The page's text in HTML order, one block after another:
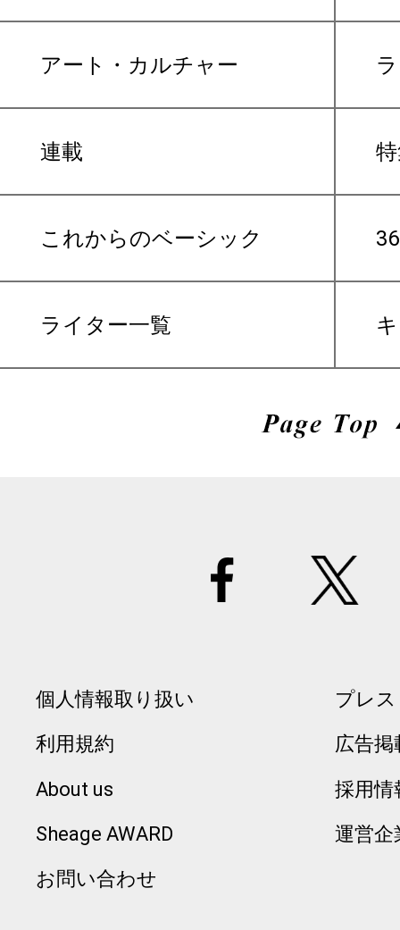
アート・カルチャー
連載
これからのベーシック
ライター一覧
個人情報取り扱い
利用規約
About us
Sheage AWARD
お問い合わせ
プレ
広告掲
採用情
運営企